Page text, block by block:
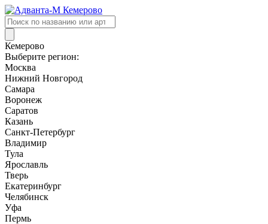
Поиск
товаров
Кемерово
Выберите регион:
Москва
Нижний Новгород
Самара
Воронеж
Саратов
Казань
Санкт-Петербург
Владимир
Тула
Ярославль
Тверь
Екатеринбург
Челябинск
Уфа
Пермь